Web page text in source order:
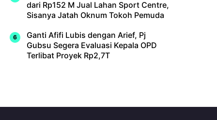
dari Rp152 M Jual Lahan Sport Centre,
Sisanya Jatah Oknum Tokoh Pemuda
Ganti Afifi Lubis dengan Arief, Pj
Gubsu Segera Evaluasi Kepala OPD
Terlibat Proyek Rp2,7T